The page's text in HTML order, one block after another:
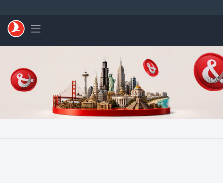
Toggle navigation